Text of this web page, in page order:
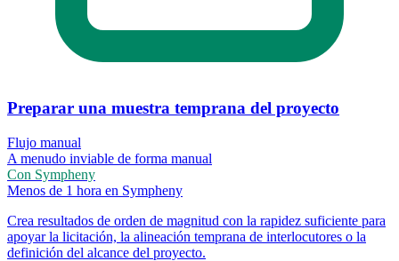
Preparar una muestra temprana del proyecto
Flujo manual
A menudo inviable de forma manual
Con Sympheny
Menos de 1 hora en Sympheny
Crea resultados de orden de magnitud con la rapidez suficiente para
apoyar la licitación, la alineación temprana de interlocutores o la
definición del alcance del proyecto.